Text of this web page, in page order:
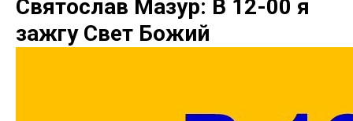
Святослав Мазур: В 12-00 я
зажгу Свет Божий